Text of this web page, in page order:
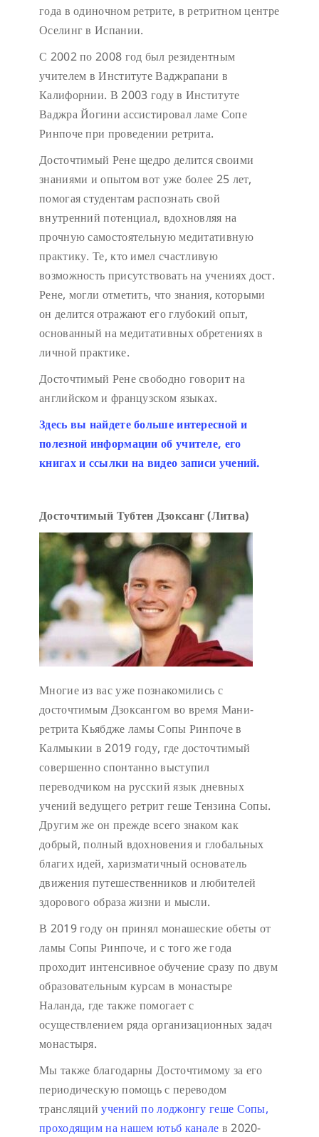
года в одиночном ретрите, в ретритном центре
Оселинг в Испании.
С 2002 по 2008 год был резидентным
учителем в Институте Ваджрапани в
Калифорнии. В 2003 году в Институте
Ваджра Йогини ассистировал ламе Сопе
Ринпоче при проведении ретрита.
Досточтимый Рене щедро делится своими
знаниями и опытом вот уже более 25 лет,
помогая студентам распознать свой
внутренний потенциал, вдохновляя на
прочную самостоятельную медитативную
практику. Те, кто имел счастливую
возможность присутствовать на учениях дост.
Рене, могли отметить, что знания, которыми
он делится отражают его глубокий опыт,
основанный на медитативных обретениях в
личной практике.
Досточтимый Рене свободно говорит на
английском и французском языках.
Здесь вы найдете больше интересной и
полезной информации об учителе, его
книгах и ссылки на видео записи учений.
Досточтимый Тубтен Дзоксанг (Литва)
Многие из вас уже познакомились с
досточтимым Дзоксангом во время Мани-
ретрита Кьябдже ламы Сопы Ринпоче в
Калмыкии в 2019 году, где досточтимый
совершенно спонтанно выступил
переводчиком на русский язык дневных
учений ведущего ретрит геше Тензина Сопы.
Другим же он прежде всего знаком как
добрый, полный вдохновения и глобальных
благих идей, харизматичный основатель
движения путешественников и любителей
здорового образа жизни и мысли.
В 2019 году он принял монашеские обеты от
ламы Сопы Ринпоче, и с того же года
проходит интенсивное обучение сразу по двум
образовательным курсам в монастыре
Наланда, где также помогает с
осуществлением ряда организационных задач
монастыря.
Мы также благодарны Досточтимому за его
периодическую помощь с переводом
трансляцийучений по лоджонгу геше Сопы,
проходящим на нашем ютьб канале в 2020-